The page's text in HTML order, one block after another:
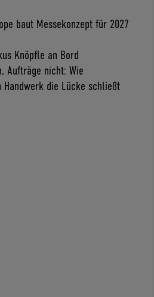
baut Messekonzept für 2027
Knöpfle an Bord
Aufträge nicht: Wie
Handwerk die Lücke schließt